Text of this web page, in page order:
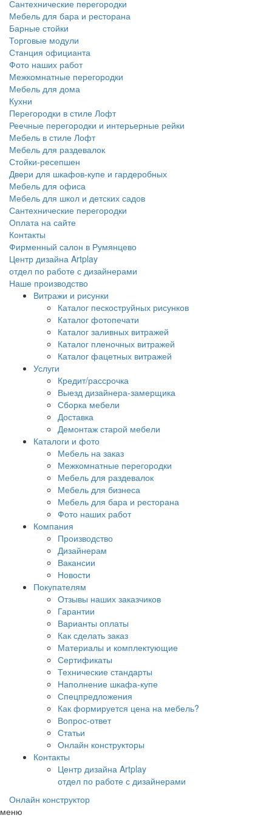
Сантехнические перегородки
Мебель для бара и ресторана
Барные стойки
Торговые модули
Станция официанта
Фото наших работ
Межкомнатные перегородки
Мебель для дома
Кухни
Перегородки в стиле Лофт
Реечные перегородки и интерьерные рейки
Мебель в стиле Лофт
Мебель для раздевалок
Стойки-ресепшен
Двери для шкафов-купе и гардеробных
Мебель для офиса
Мебель для школ и детских садов
Сантехнические перегородки
Оплата на сайте
Контакты
Фирменный салон в Румянцево
Центр дизайна Artplay
отдел по работе с дизайнерами
Наше производство
Витражи и рисунки
Каталог пескоструйных рисунков
Каталог фотопечати
Каталог заливных витражей
Каталог пленочных витражей
Каталог фацетных витражей
Услуги
Кредит/рассрочка
Выезд дизайнера-замерщика
Сборка мебели
Доставка
Демонтаж старой мебели
Каталоги и фото
Мебель на заказ
Межкомнатные перегородки
Мебель для раздевалок
Мебель для бизнеса
Мебель для бара и ресторана
Фото наших работ
Компания
Производство
Дизайнерам
Вакансии
Новости
Покупателям
Отзывы наших заказчиков
Гарантии
Варианты оплаты
Как сделать заказ
Материалы и комплектующие
Сертификаты
Технические стандарты
Наполнение шкафа-купе
Спецпредложения
Как формируется цена на мебель?
Вопрос-ответ
Статьи
Онлайн конструкторы
Контакты
Центр дизайна Artplay
отдел по работе с дизайнерами
Онлайн конструктор
меню